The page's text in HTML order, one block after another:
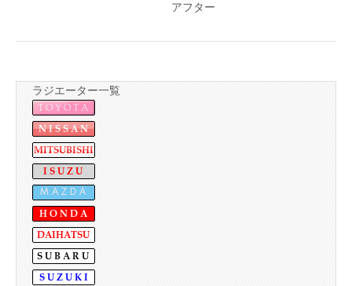
アフター
ラジエーター一覧